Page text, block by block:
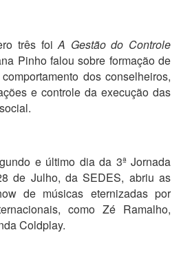
três foiA Gestão do Controle
Pinho falou sobre formação de
dos conselheiros,
e controle da execução das
e último dia da 3ª Jornada
de Julho, da SEDES, abriu as
de músicas eternizadas por
como Zé Ramalho,
Coldplay.